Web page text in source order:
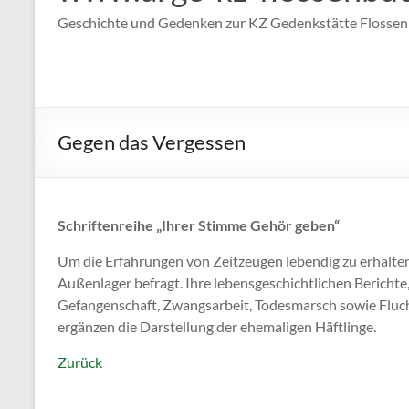
Geschichte und Gedenken zur KZ Gedenkstätte
Gegen das Vergessen
Schriftenreihe „Ihrer Stimme Gehör geben“
Um die Erfahrungen von Zeitzeugen lebendig zu
Außenlager befragt. Ihre lebensgeschichtlichen
Gefangenschaft, Zwangsarbeit, Todesmarsch sowie
ergänzen die Darstellung der ehemaligen Häftlinge.
Zurück